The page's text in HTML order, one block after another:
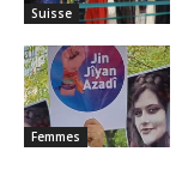
Suisse
Femmes